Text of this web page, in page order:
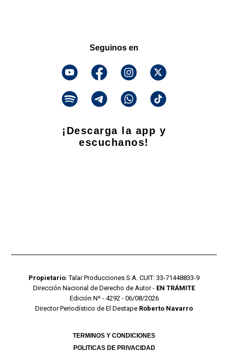
Seguinos en
¡Descarga la app y
escuchanos!
Propietario: Talar Producciones S.A. CUIT: 33-71448833-9
Dirección Nacional de Derecho de Autor - EN TRÁMITE
Edición Nº - 4292 - 06/08/2026
Director Periodístico de El Destape Roberto Navarro
TERMINOS Y CONDICIONES
POLITICAS DE PRIVACIDAD